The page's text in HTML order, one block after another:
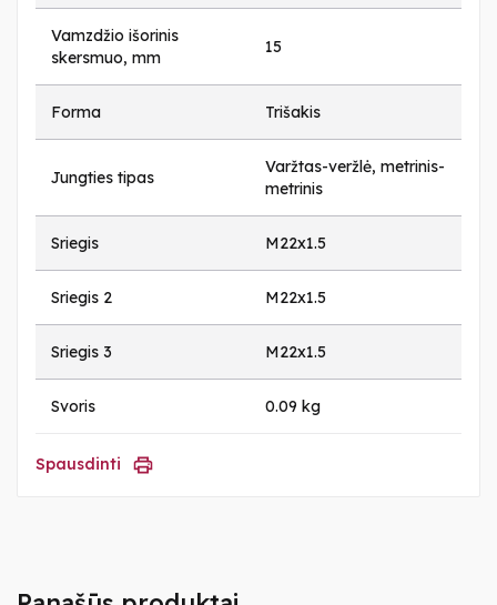
Vamzdžio išorinis
skersmuo, mm
15
Forma Trišakis
Jungties tipas
Varžtas-veržlė, metrinis-
metrinis
Sriegis M22x1.5
Sriegis 2 M22x1.5
Sriegis 3 M22x1.5
Svoris 0.09 kg
Spausdinti